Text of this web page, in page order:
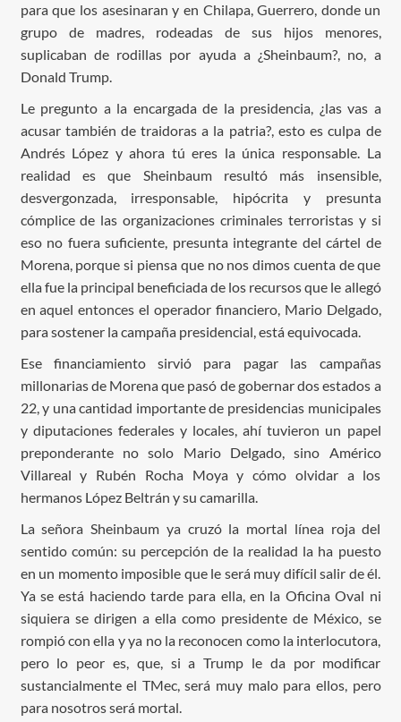
para que los asesinaran y en Chilapa, Guerrero, donde un
grupo de madres, rodeadas de sus hijos menores,
suplicaban de rodillas por ayuda a ¿Sheinbaum?, no, a
Donald Trump.
Le pregunto a la encargada de la presidencia, ¿las vas a
acusar también de traidoras a la patria?, esto es culpa de
Andrés López y ahora tú eres la única responsable. La
realidad es que Sheinbaum resultó más insensible,
desvergonzada, irresponsable, hipócrita y presunta
cómplice de las organizaciones criminales terroristas y si
eso no fuera suficiente, presunta integrante del cártel de
Morena, porque si piensa que no nos dimos cuenta de que
ella fue la principal beneficiada de los recursos que le allegó
en aquel entonces el operador financiero, Mario Delgado,
para sostener la campaña presidencial, está equivocada.
Ese financiamiento sirvió para pagar las campañas
millonarias de Morena que pasó de gobernar dos estados a
22, y una cantidad importante de presidencias municipales
y diputaciones federales y locales, ahí tuvieron un papel
preponderante no solo Mario Delgado, sino Américo
Villareal y Rubén Rocha Moya y cómo olvidar a los
hermanos López Beltrán y su camarilla.
La señora Sheinbaum ya cruzó la mortal línea roja del
sentido común: su percepción de la realidad la ha puesto
en un momento imposible que le será muy difícil salir de él.
Ya se está haciendo tarde para ella, en la Oficina Oval ni
siquiera se dirigen a ella como presidente de México, se
rompió con ella y ya no la reconocen como la interlocutora,
pero lo peor es, que, si a Trump le da por modificar
sustancialmente el TMec, será muy malo para ellos, pero
para nosotros será mortal.